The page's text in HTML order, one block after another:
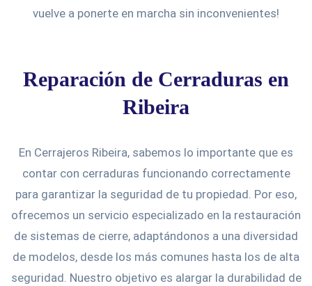
vuelve a ponerte en marcha sin inconvenientes!
Reparación de Cerraduras en
Ribeira
En Cerrajeros Ribeira, sabemos lo importante que es
contar con cerraduras funcionando correctamente
para garantizar la seguridad de tu propiedad. Por eso,
ofrecemos un servicio especializado en la restauración
de sistemas de cierre, adaptándonos a una diversidad
de modelos, desde los más comunes hasta los de alta
seguridad. Nuestro objetivo es alargar la durabilidad de